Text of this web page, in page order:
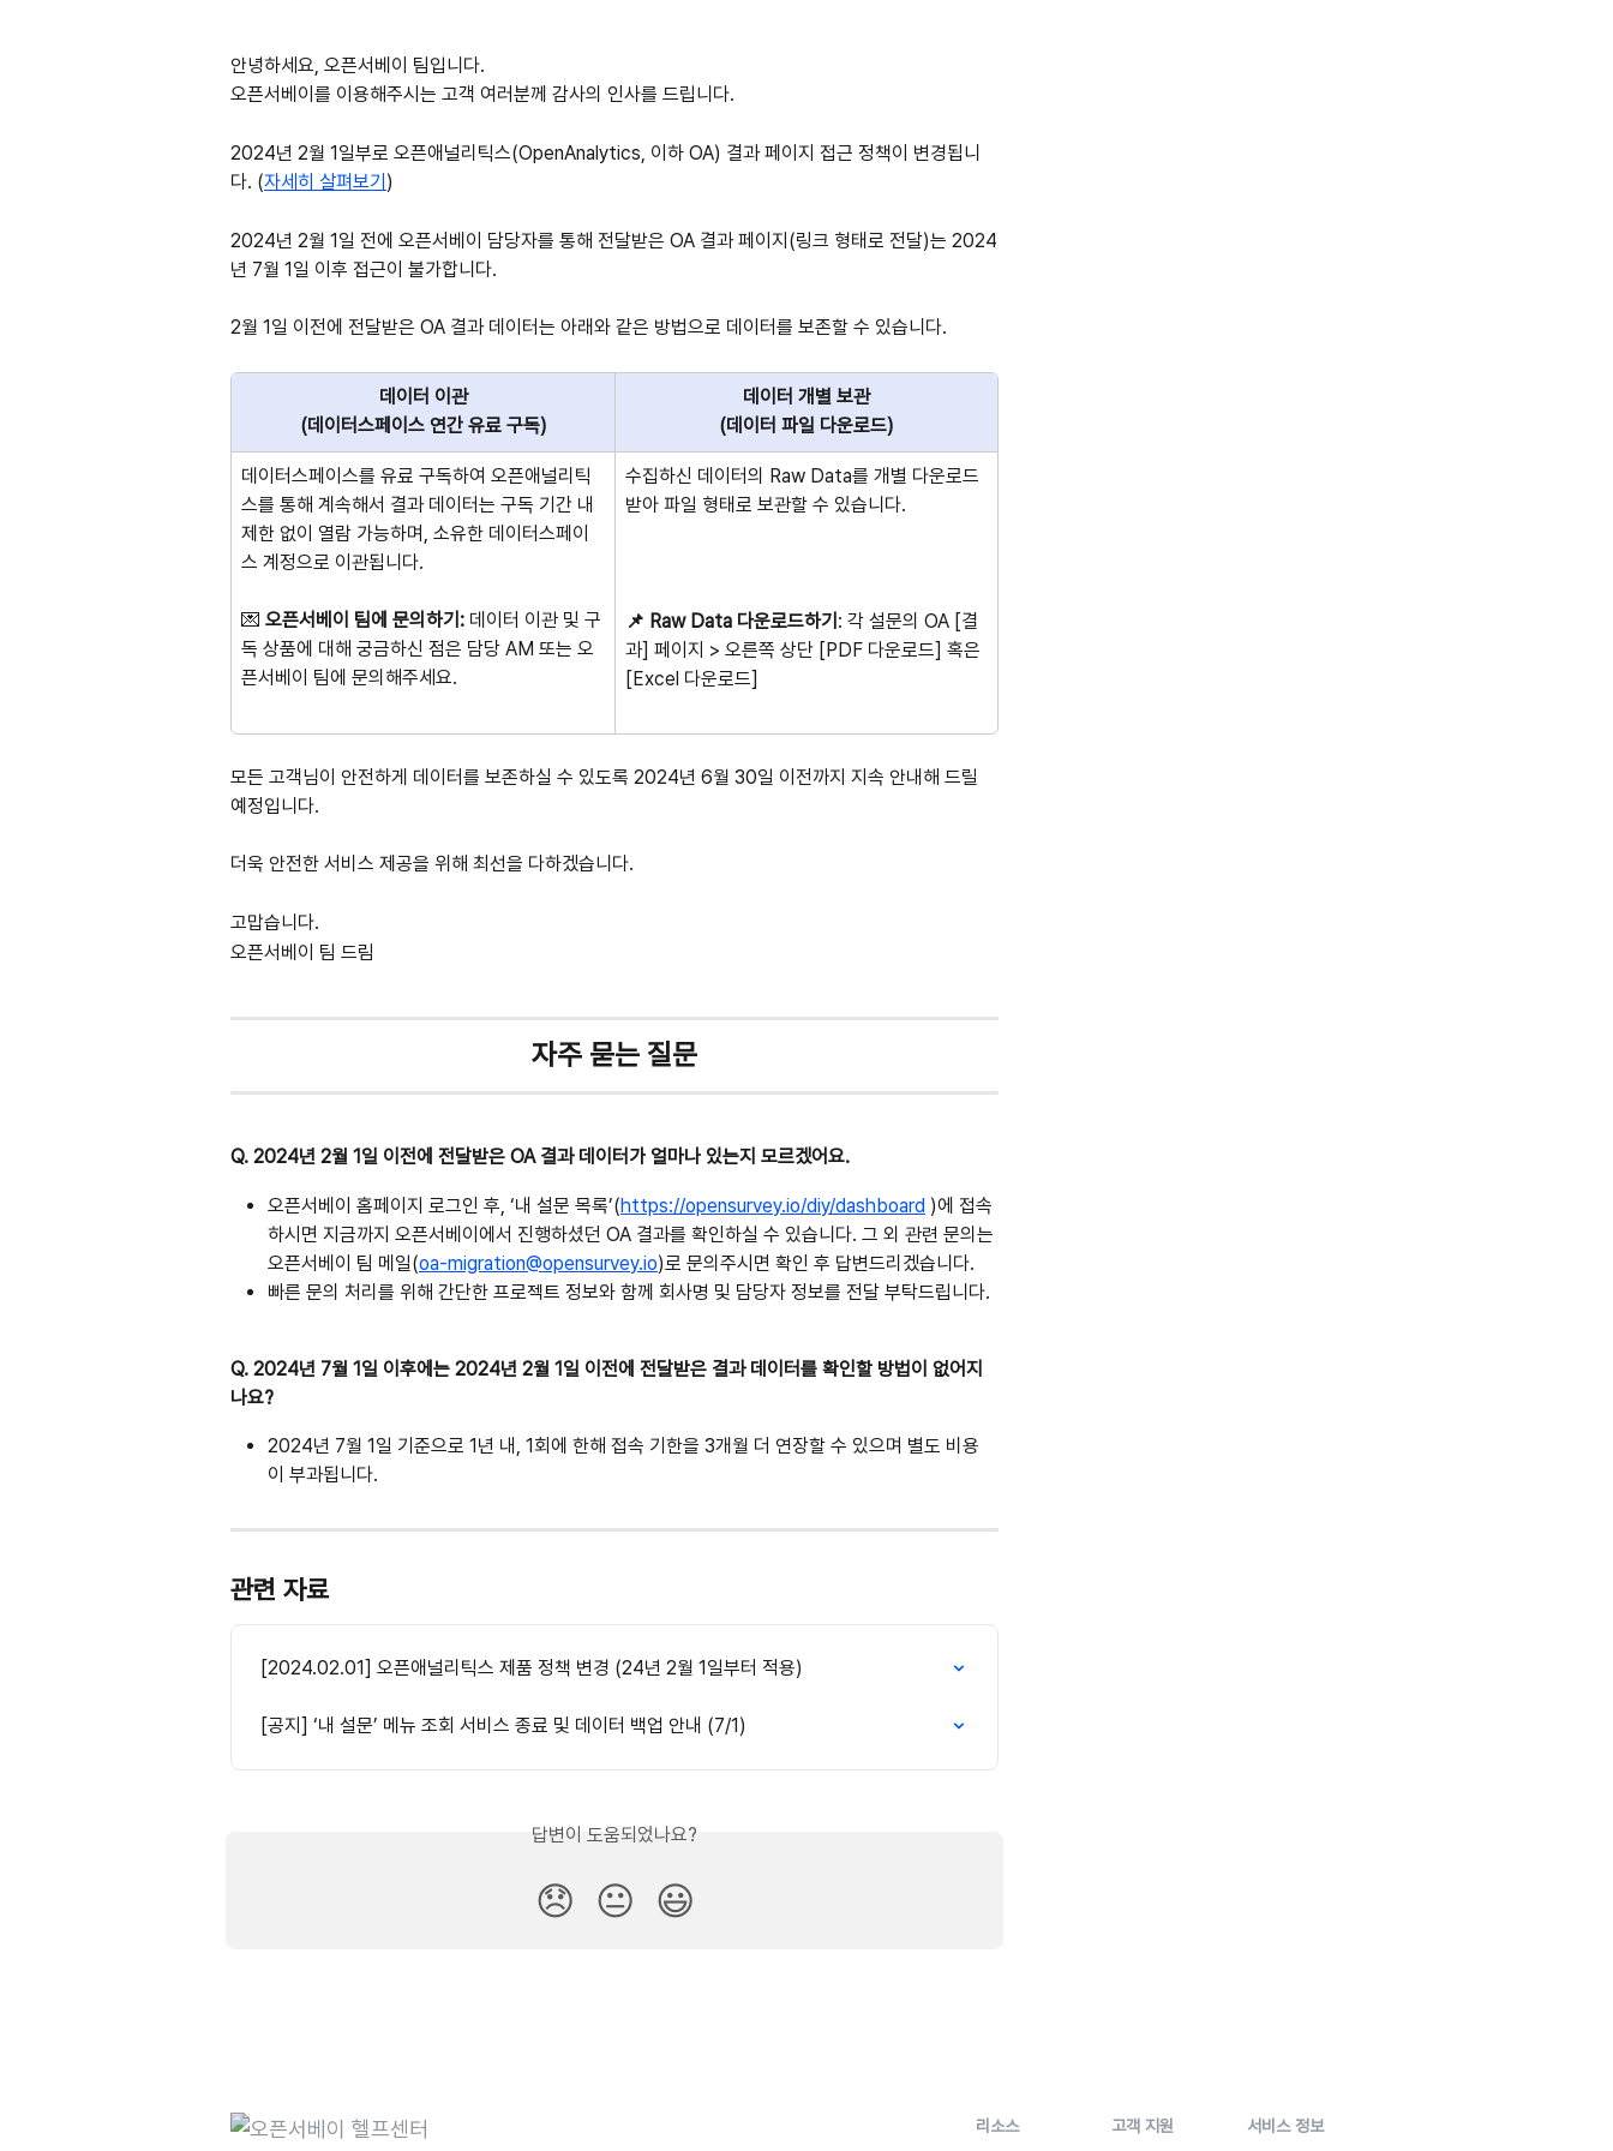
안녕하세요, 오픈서베이 팀입니다.
오픈서베이를 이용해주시는 고객 여러분께 감사의 인사를 드립니다.
2024년 2월 1일부로 오픈애널리틱스(OpenAnalytics, 이하 OA) 결과 페이지 접근 정책이 변경됩니
다. (자세히 살펴보기 )
2024년 2월 1일 전에 오픈서베이 담당자를 통해 전달받은 OA 결과 페이지(링크 형태로 전달)는 2024
년 7월 1일 이후 접근이 불가합니다.
2월 1일 이전에 전달받은 OA 결과 데이터는 아래와 같은 방법으로 데이터를 보존할 수 있습니다.
데이터 이관
(데이터스페이스 연간 유료 구독)
데이터 개별 보관
(데이터 파일 다운로드)
데이터스페이스를 유료 구독하여 오픈애널리틱
스를 통해 계속해서 결과 데이터는 구독 기간 내
제한 없이 열람 가능하며, 소유한 데이터스페이
스 계정으로 이관됩니다.
💌 오픈서베이 팀에 문의하기: 데이터 이관 및 구
독 상품에 대해 궁금하신 점은 담당 AM 또는 오
픈서베이 팀에 문의해주세요.
수집하신 데이터의 Raw Data를 개별 다운로드
받아 파일 형태로 보관할 수 있습니다.
📌 Raw Data 다운로드하기 : 각 설문의 OA [결
과] 페이지 > 오른쪽 상단 [PDF 다운로드] 혹은
[Excel 다운로드]
모든 고객님이 안전하게 데이터를 보존하실 수 있도록 2024년 6월 30일 이전까지 지속 안내해 드릴
예정입니다.
더욱 안전한 서비스 제공을 위해 최선을 다하겠습니다.
고맙습니다.
오픈서베이 팀 드림
자주 묻는 질문
Q. 2024년 2월 1일 이전에 전달받은 OA 결과 데이터가 얼마나 있는지 모르겠어요.
오픈서베이 홈페이지 로그인 후, ‘내 설문 목록’(https://opensurvey.io/diy/dashboard )에 접속
하시면 지금까지 오픈서베이에서 진행하셨던 OA 결과를 확인하실 수 있습니다. 그 외 관련 문의는
오픈서베이 팀 메일(oa-migration@opensurvey.io)로 문의주시면 확인 후 답변드리겠습니다.
빠른 문의 처리를 위해 간단한 프로젝트 정보와 함께 회사명 및 담당자 정보를 전달 부탁드립니다.
Q. 2024년 7월 1일 이후에는 2024년 2월 1일 이전에 전달받은 결과 데이터를 확인할 방법이 없어지
나요?
2024년 7월 1일 기준으로 1년 내, 1회에 한해 접속 기한을 3개월 더 연장할 수 있으며 별도 비용
이 부과됩니다.
관련 자료
[2024.02.01] 오픈애널리틱스 제품 정책 변경 (24년 2월 1일부터 적용)
[공지] ‘내 설문’ 메뉴 조회 서비스 종료 및 데이터 백업 안내 (7/1)
답변이 도움되었나요?
😞 😐 😃
리소스 고객 지원 서비스 정보